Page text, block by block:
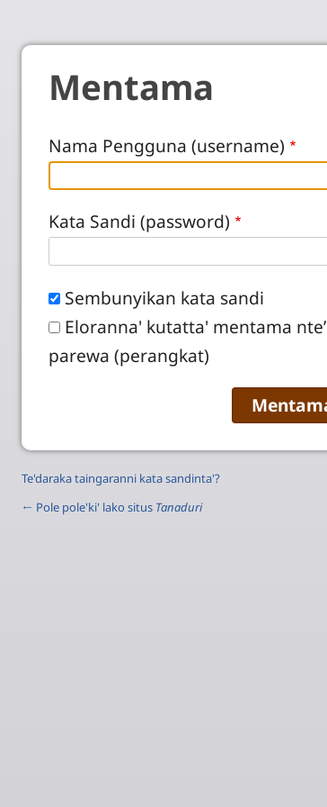
Mentama
Nama Pengguna (username)
Kata Sandi (password)
Sembunyikan kata sandi
Eloranna' kutatta' mentama nte’
parewa (perangkat)
Te'daraka taingaranni kata sandinta'?
← Pole pole'ki' lako situs Tanaduri